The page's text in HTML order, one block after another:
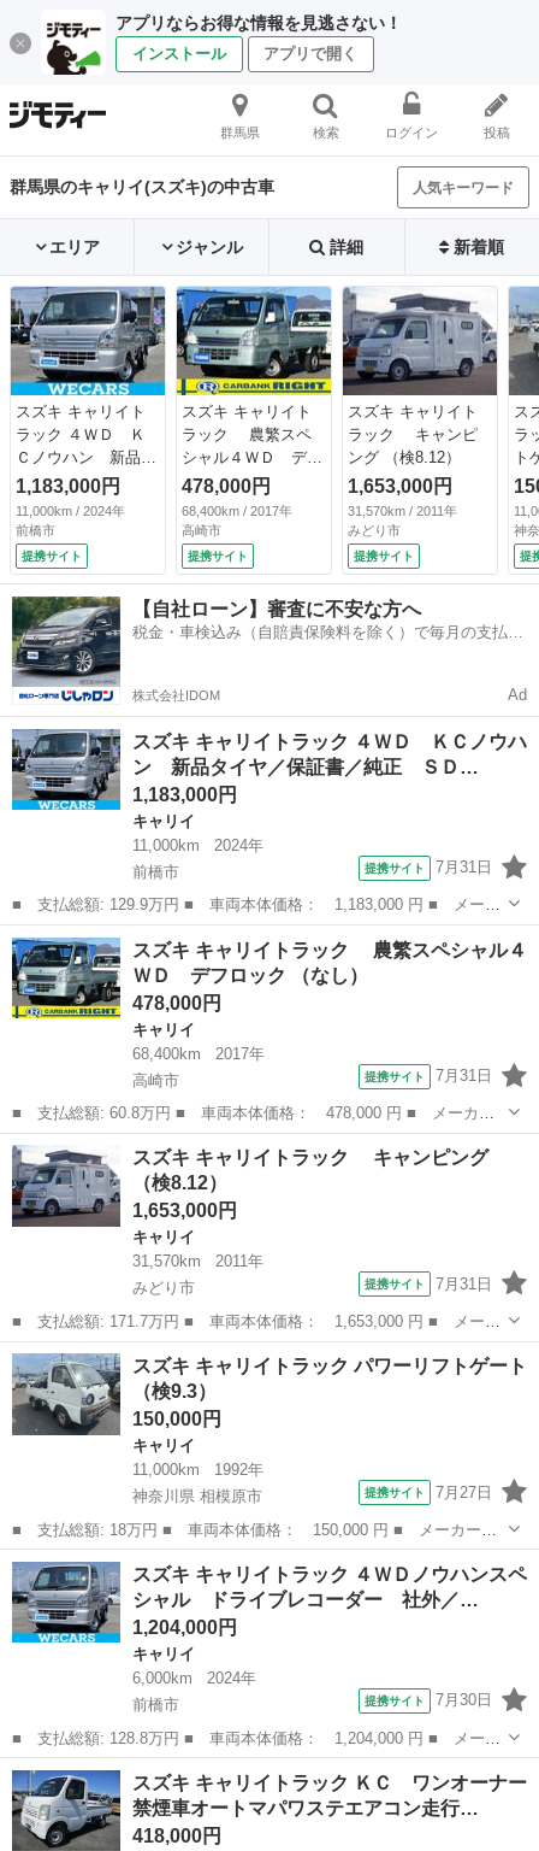
アプリならお得な情報を見逃さない！
インストール アプリで開く
群馬県 検索 ログイン 投稿
群馬県のキャリイ(スズキ)の中古車 人気キーワード
エリア ジャンル 詳細 新着順
スズキ キャリイト
ラック ４ＷＤ Ｋ
Ｃノウハン 新品タ
イヤ／保証書／純
正 ＳＤナビ／衝突
安全装置／車線逸脱
防止支援システム／
ヘッドランプ ＬＥ
Ｄ／Ｂｌｕｅｔｏｏ
ｔｈ接続／ＥＴＣ／
ＥＢＤ付ＡＢＳ／横
滑り防止装置／アイ
ドリングストップ／
フルセグＴＶ （車
検整備付）
1,183,000円
11,000km / 2024年
前橋市
提携サイト
スズキ キャリイト
ラック 農繁スペ
シャル４ＷＤ デフ
ロック （なし）
478,000円
68,400km / 2017年
高崎市
提携サイト
スズキ キャリイト
ラック キャンピ
ング （検8.12）
1,653,000円
31,570km / 2011年
みどり市
提携サイト
ス
ラ
ト
神
提
【自社ローン】審査に不安な方へ
税金・車検込み（自賠責保険料を除く）で毎月の支払額
株式会社IDOM Ad
スズキ キャリイトラック ４ＷＤ ＫＣノウハ
ン 新品タイヤ／保証書／純正 ＳＤ…
1,183,000円
キャリイ
11,000km
2024年
前橋市
提携サイト 7月31日
■ 支払総額: 129.9万円 ■ 車両本体価格： 1,183,000 円 ■ メーカ
ー名： スズキ ■ 車種名： キャリイトラック ■ グレード名：
４ＷＤ ＫＣノウハン 新品タイヤ／保証書／純正 ＳＤナビ／衝突
安全装置...
群馬 前橋市 キャリイ
スズキ キャリイトラック 農繁スペシャル４
ＷＤ デフロック （なし）
478,000円
キャリイ
68,400km
2017年
高崎市
提携サイト 7月31日
■ 支払総額: 60.8万円 ■ 車両本体価格： 478,000 円 ■ メーカー
名： スズキ ■ 車種名： キャリイトラック ■ グレード名：
農繁スペシャル４ＷＤ デフロック ■ 排気量： 660cc ■ ドア枚
数：...
群馬 キャリイ
スズキ キャリイトラック キャンピング
（検8.12）
1,653,000円
キャリイ
31,570km
2011年
みどり市
提携サイト 7月31日
■ 支払総額: 171.7万円 ■ 車両本体価格： 1,653,000 円 ■ メーカ
ー名： スズキ ■ 車種名： キャリイトラック ■ グレード
名： キャンピング ■ 排気量： 660cc ■ ドア枚数： 2D ■
ミ...
群馬 みどり市 キャリイ
スズキ キャリイトラック パワーリフトゲート
（検9.3）
150,000円
キャリイ
11,000km
1992年
神奈川県 相模原市
提携サイト 7月27日
■ 支払総額: 18万円 ■ 車両本体価格： 150,000 円 ■ メーカー
名： スズキ ■ 車種名： キャリイトラック ■ グレード名： パ
ワーリフトゲート ■ 排気量： 660cc ■ ドア枚数： 2D ■ ミッシ
ョ...
神奈川 相模原市 キャリイ
スズキ キャリイトラック ４ＷＤノウハンスペ
シャル ドライブレコーダー 社外／…
1,204,000円
キャリイ
6,000km
2024年
前橋市
提携サイト 7月30日
■ 支払総額: 128.8万円 ■ 車両本体価格： 1,204,000 円 ■ メーカ
ー名： スズキ ■ 車種名： キャリイトラック ■ グレード名：
４ＷＤノウハンスペシャル ドライブレコーダー 社外／エアバッ
グ 運転席...
群馬 前橋市 キャリイ
スズキ キャリイトラック ＫＣ ワンオーナー
禁煙車オートマパワステエアコン走行…
418,000円